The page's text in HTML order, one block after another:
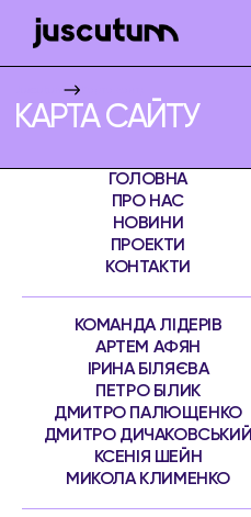
КАРТА САЙТУ
ГОЛОВНА
ПРО НАС
НОВИНИ
ПРОЕКТИ
КОНТАКТИ
КОМАНДА ЛІДЕРІВ
АРТЕМ АФЯН
ІРИНА БІЛЯЄВА
ПЕТРО БІЛИК
ДМИТРО ПАЛЮЩЕНКО
ДМИТРО ДИЧАКОВСЬКИЙ
КСЕНІЯ ШЕЙН
МИКОЛА КЛИМЕНКО